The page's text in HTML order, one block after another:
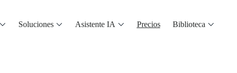
Soluciones Asistente IA Precios Biblioteca